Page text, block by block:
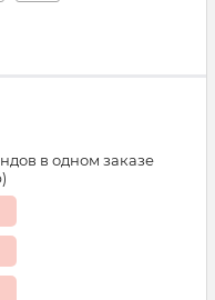
в одном заказе